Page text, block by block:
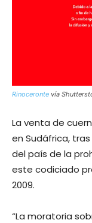
Rinoceronte vía
La venta de
en Sudáfrica,
del país de la
este codiciado
2009.
“La moratoria